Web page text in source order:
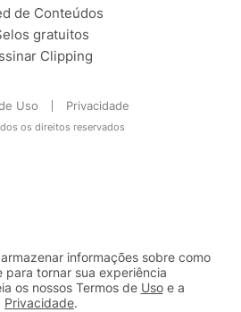
de Conteúdos
gratuitos
Clipping
Uso Privacidade
os direitos reservados
informações sobre como
para tornar sua experiência
os nossos Termos de Usoe a
Privacidade.